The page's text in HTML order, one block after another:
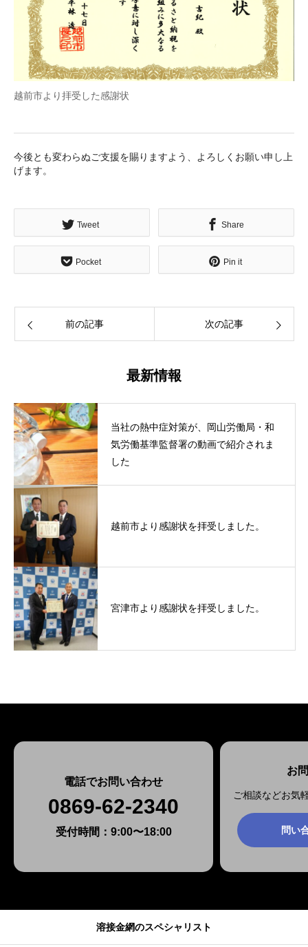
越前市より拝受した感謝状
今後とも変わらぬご支援を賜りますよう、よろしくお願い申し上
げます。
Tweet Share
Pocket Pin it
前の記事 次の記事
最新情報
当社の熱中症対策が、岡山労働局・和
気労働基準監督署の動画で紹介されま
した
越前市より感謝状を拝受しました。
宮津市より感謝状を拝受しました。
電話でお問い合わせ
0869-62-2340
受付時間：9:00〜18:00
お
ご相談などお気
問い
溶接金網のスペシャリスト